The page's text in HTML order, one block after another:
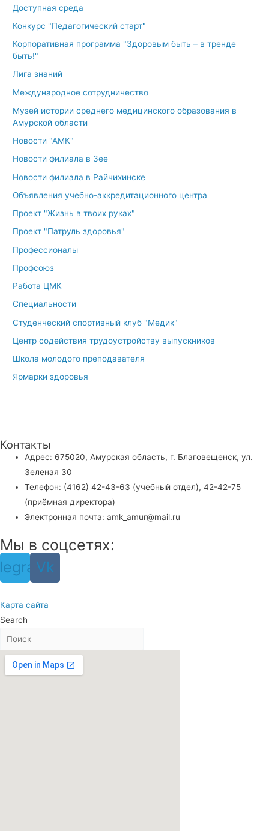
Доступная среда
Конкурс "Педагогический старт"
Корпоративная программа "Здоровым быть – в тренде
быть!"
Лига знаний
Международное сотрудничество
Музей истории среднего медицинского образования в
Амурской области
Новости "АМК"
Новости филиала в Зее
Новости филиала в Райчихинске
Объявления учебно-аккредитационного центра
Проект "Жизнь в твоих руках"
Проект "Патруль здоровья"
Профессионалы
Профсоюз
Работа ЦМК
Специальности
Студенческий спортивный клуб "Медик"
Центр содействия трудоустройству выпускников
Школа молодого преподавателя
Ярмарки здоровья
Контакты
Адрес: 675020, Амурская область, г. Благовещенск, ул.
Зеленая 30
Телефон: (4162) 42-43-63 (учебный отдел), 42-42-75
(приёмная директора)
Электронная почта: amk_amur@mail.ru
Мы в соцсетях:
Vk
Карта сайта
Search